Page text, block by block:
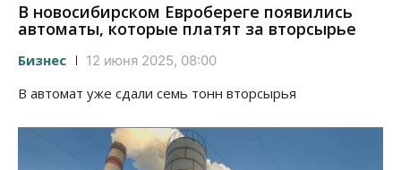
В новосибирском Евробереге появились
автоматы, которые платят за вторсырье
Бизнес 12 июня 2025, 08:00
В автомат уже сдали семь тонн вторсырья